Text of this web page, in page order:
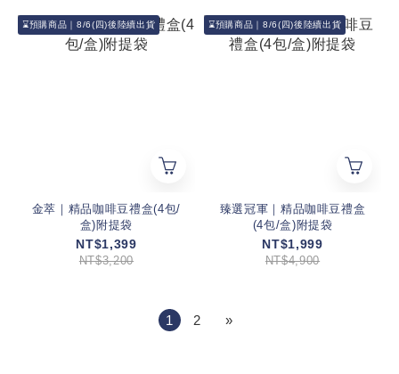
⌛預購商品｜8/6(四)後陸續出貨
金萃｜精品咖啡豆禮盒(4包/
盒)附提袋
NT$1,399
NT$3,200
⌛預購商品｜8/6(四)後陸續出貨
臻選冠軍｜精品咖啡豆禮盒
(4包/盒)附提袋
NT$1,999
NT$4,900
1 2 »